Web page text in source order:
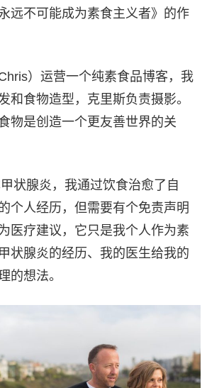
远不可能成为素食主义者》的作
）运营一个纯素食品博客，我
和食物造型，克里斯负责摄影。
物是创造一个更友善世界的关
状腺炎，我通过饮食治愈了自
个人经历，但需要有个免责声明
疗建议，它只是我个人作为素
状腺炎的经历、我的医生给我的
的想法。